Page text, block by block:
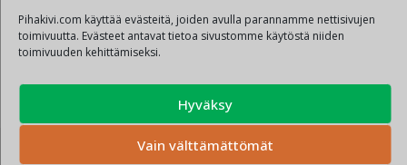
Pihakivi.com käyttää evästeitä, joiden avulla parannamme nettisivujen
toimivuutta. Evästeet antavat tietoa sivustomme käytöstä niiden
toimivuuden kehittämiseksi.
Hyväksy
Vain välttämättömät
Tietosuoja: